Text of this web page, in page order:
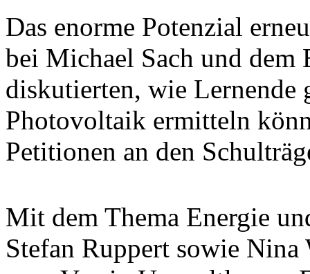
Das enorme Potenzial
bei Michael Sach und dem
diskutierten, wie Lernende
Photovoltaik ermitteln
Petitionen an den
Mit dem Thema Energie
Stefan Ruppert sowie